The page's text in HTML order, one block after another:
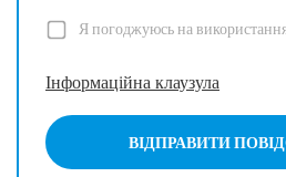
Я погоджуюсь на
Інформаційна клаузула
ВІДПРАВИТИ